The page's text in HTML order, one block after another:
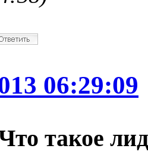
06:29:09
такое